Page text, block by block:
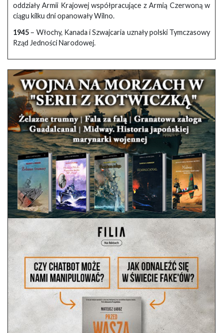
oddziały Armii Krajowej współpracujące z Armią Czerwoną w
ciągu kilku dni opanowały Wilno.
1945 – Włochy, Kanada i Szwajcaria uznały polski Tymczasowy
Rząd Jedności Narodowej.